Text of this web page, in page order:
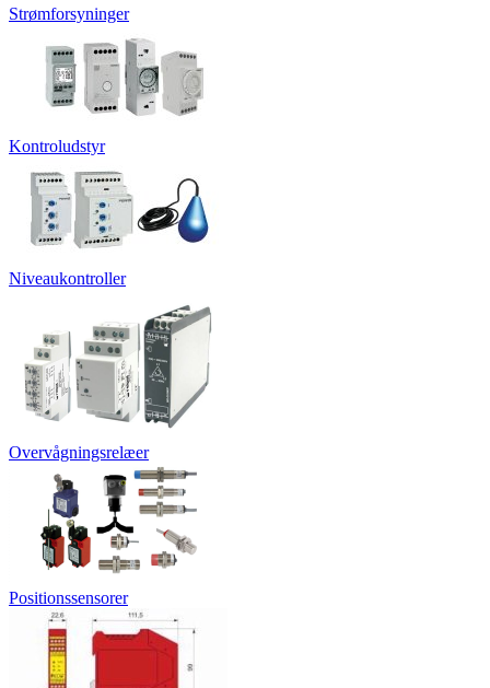
Strømforsyninger
Kontroludstyr
Niveaukontroller
Overvågningsrelæer
Positionssensorer